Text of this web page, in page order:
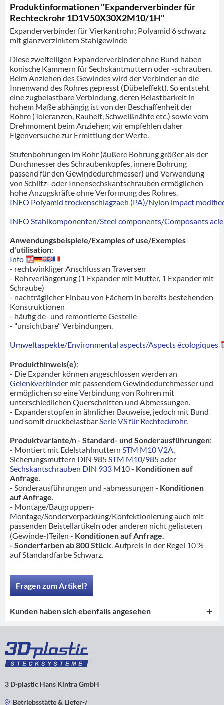
Produktinformationen "Expanderverbinder für
Rechteckrohr 1D1V50X30X2M10/1H"
Expanderverbinder für Vierkantrohr; Polyamid 6 schwarz
mit glanzverzinktem Stahlgewinde
Diese zweiteiligen Expanderverbinder ohne Bund haben
konische Kammern für Sechskantmuttern oder -schrauben.
Beim Anziehen des Gewindes wird der Verbinder an die
Innenwand des Rohres gepresst (Dübeleffekt). So entsteht
eine zugbelastbare Verbindung, deren Belastbarkeit in
hohem Maße abhängig ist von der Beschaffenheit der
Rohre (Toleranzen, Rauheit, Schweißnähte etc.) sowie vom
Drehmoment beim Anziehen; wir empfehlen daher
Eigenversuche zur Ermittlung der Werte.
Stufenbohrungen im Rohr (äußere Bohrung größer als der
Durchmesser des Schraubenkopfes, innere Bohrung
passend für den Gewindedurchmesser) und Verwendung
von Schlitz- oder Innensechskantschrauben ermöglichen
hohe Anzugskräfte ohne Verformung des Rohres.
INFO Polyamid trockenschlagzaeh (PA)/Nylon impact
INFO Stahlkomponenten/Steel components/Composants
Anwendungsbeispiele/Examples of use/Exemples
d'utilisation:
Info
- rechtwinkliger Anschluss an Traversen
- Rohrverlängerung (1 Expander mit Mutter, 1 Expander mit
Schraube)
- nachträglicher Einbau von Fächern in bereits bestehenden
Konstruktionen
- häufig de- und remontierte Gestelle
- "unsichtbare" Verbindungen.
Umweltaspekte/Environmental aspects/Aspects écologiques
Produkthinweis(e):
- Die Expander können angeschlossen werden an
Gelenkverbinder mit passendem Gewindedurchmesser und
ermöglichen so eine Verbindung von Rohren mit
unterschiedlichen Querschnitten und Abmessungen.
- Expanderstopfen in ähnlicher Bauweise, jedoch mit Bund
und somit druckbelastbar Serie VS für Rechteckrohr.
Produktvariante/n - Standard- und Sonderausführungen:
- Montiert mit Edelstahlmuttern STM M10 V2A
Sicherungsmuttern DIN 985 STM M10/985oder
Sechskantschrauben DIN 933 M10- Konditionen auf
Anfrage
- Sonderausführungen und -abmessungen - Konditionen
auf Anfrage
- Montage/Baugruppen-
Montage/Sonderverpackung/Konfektionierung auch mit
passenden Beistellartikeln oder anderen nicht gelisteten
(Gewinde-)Teilen - Konditionen auf Anfrage.
- Sonderfarben ab 800 Stück . Aufpreis in der Regel 10 %
auf Standardfarbe Schwarz.
Fragen zum Artikel?
Kunden haben sich ebenfalls angesehen
3 D-plastic Hans Kintra GmbH
Betriebsstätte & Liefer-/